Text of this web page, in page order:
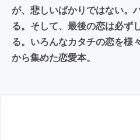
が、悲しいばかりではない。
る。そして、最後の恋は必ず
る。いろんなカタチの恋を様
から集めた恋愛本。